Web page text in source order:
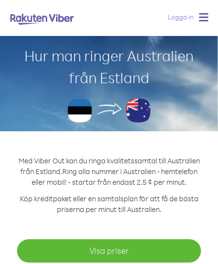
Logga in
Hur man ringer Australien
från Estland
Med Viber Out kan du ringa kvalitetssamtal till Australien
från Estland.Ring alla nummer i Australien - hemtelefon
eller mobil! - startar från endast 2.5 ¢ per minut.
Köp kreditpaket eller en samtalsplan för att få de bästa
priserna per minut till Australien.
Visa priser